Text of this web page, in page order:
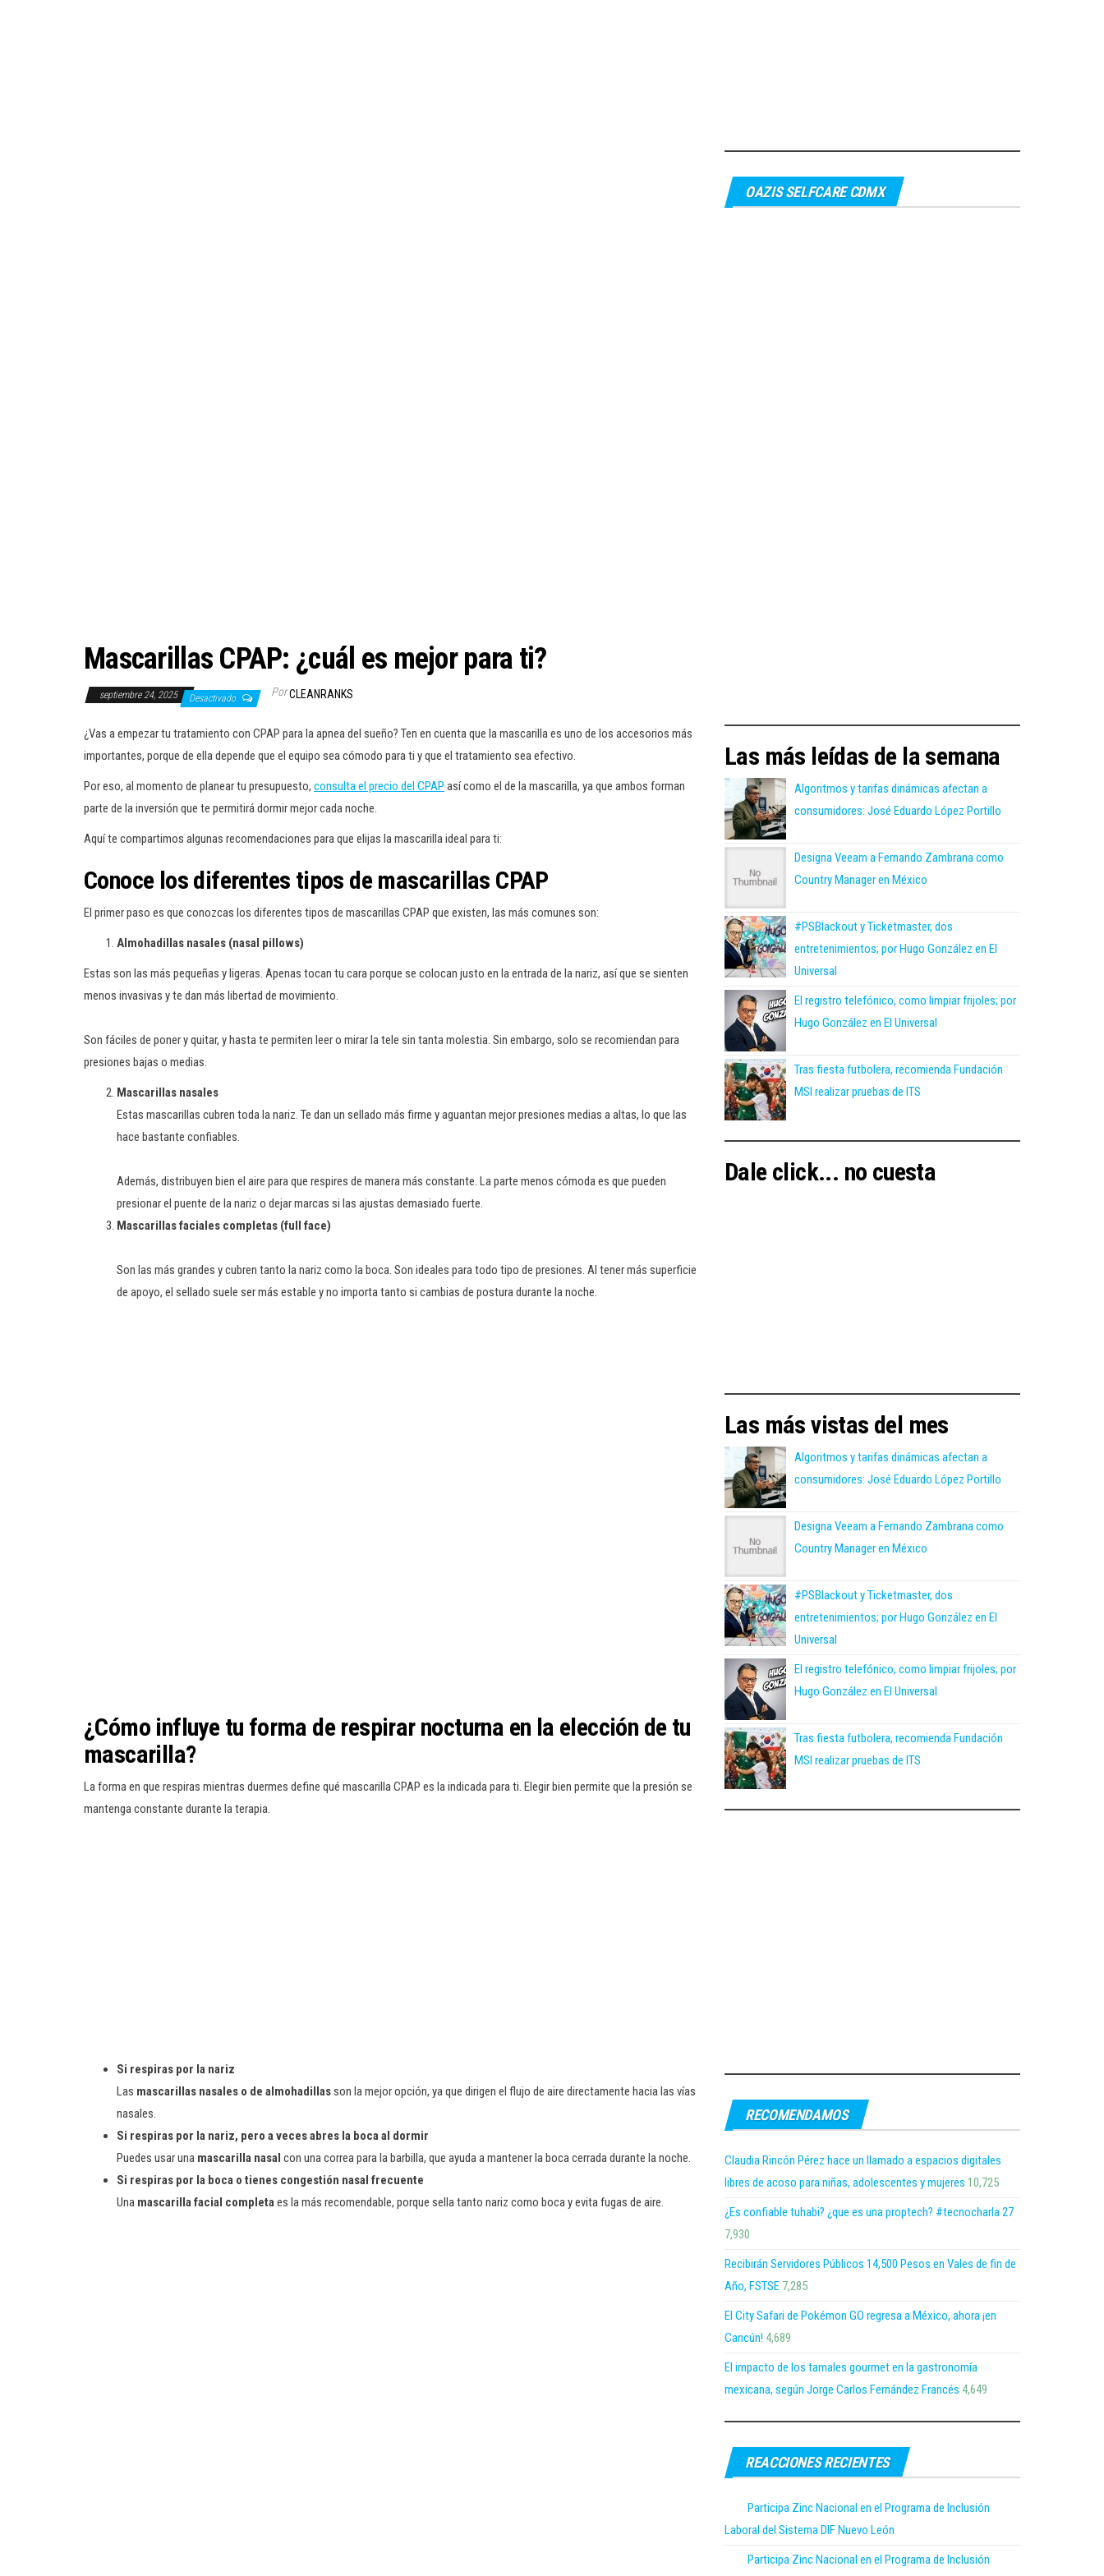
Mascarillas CPAP: ¿cuál es mejor para ti?
septiembre 24, 2025 Desactivado PorCLEANRANKS
¿Vas a empezar tu tratamiento con CPAP para la apnea del sueño? Ten en cuenta que la mascarilla es uno de los accesorios más
importantes, porque de ella depende que el equipo sea cómodo para ti y que el tratamiento sea efectivo.
Por eso, al momento de planear tu presupuesto, consulta el precio del CPAP así como el de la mascarilla, ya que ambos forman
parte de la inversión que te permitirá dormir mejor cada noche.
Aquí te compartimos algunas recomendaciones para que elijas la mascarilla ideal para ti:
Conoce los diferentes tipos de mascarillas CPAP
El primer paso es que conozcas los diferentes tipos de mascarillas CPAP que existen, las más comunes son:
Almohadillas nasales (nasal pillows)
Estas son las más pequeñas y ligeras. Apenas tocan tu cara porque se colocan justo en la entrada de la nariz, así que se sienten
menos invasivas y te dan más libertad de movimiento.
Son fáciles de poner y quitar, y hasta te permiten leer o mirar la tele sin tanta molestia. Sin embargo, solo se recomiendan para
presiones bajas o medias.
Mascarillas nasales
Estas mascarillas cubren toda la nariz. Te dan un sellado más firme y aguantan mejor presiones medias a altas, lo que las
hace bastante confiables.
Además, distribuyen bien el aire para que respires de manera más constante. La parte menos cómoda es que pueden
presionar el puente de la nariz o dejar marcas si las ajustas demasiado fuerte.
Mascarillas faciales completas (full face)
Son las más grandes y cubren tanto la nariz como la boca. Son ideales para todo tipo de presiones. Al tener más superficie
de apoyo, el sellado suele ser más estable y no importa tanto si cambias de postura durante la noche.
¿Cómo influye tu forma de respirar nocturna en la elección de tu
mascarilla?
La forma en que respiras mientras duermes define qué mascarilla CPAP es la indicada para ti. Elegir bien permite que la presión se
mantenga constante durante la terapia.
Si respiras por la nariz
Las mascarillas nasales o de almohadillasson la mejor opción, ya que dirigen el flujo de aire directamente hacia las vías
nasales.
Si respiras por la nariz, pero a veces abres la boca al dormir
Puedes usar una mascarilla nasal con una correa para la barbilla, que ayuda a mantener la boca cerrada durante la noche.
Si respiras por la boca o tienes congestión nasal frecuente
Una mascarilla facial completaes la más recomendable, porque sella tanto nariz como boca y evita fugas de aire.
OAZIS SELFCARE CDMX
Las más leídas de la semana
Algoritmos y tarifas dinámicas afectan a
consumidores: José Eduardo López Portillo
Designa Veeam a Fernando Zambrana como
Country Manager en México
#PSBlackout y Ticketmaster, dos
entretenimientos; por Hugo González en El
Universal
El registro telefónico, como limpiar frijoles; por
Hugo González en El Universal
Tras fiesta futbolera, recomienda Fundación
MSI realizar pruebas de ITS
Dale click... no cuesta
Las más vistas del mes
Algoritmos y tarifas dinámicas afectan a
consumidores: José Eduardo López Portillo
Designa Veeam a Fernando Zambrana como
Country Manager en México
#PSBlackout y Ticketmaster, dos
entretenimientos; por Hugo González en El
Universal
El registro telefónico, como limpiar frijoles; por
Hugo González en El Universal
Tras fiesta futbolera, recomienda Fundación
MSI realizar pruebas de ITS
RECOMENDAMOS
Claudia Rincón Pérez hace un llamado a espacios digitales
libres de acoso para niñas, adolescentes y mujeres 10,725
¿Es confiable tuhabi? ¿que es una proptech? #tecnocharla 27
7,930
Recibirán Servidores Públicos 14,500 Pesos en Vales de fin de
Año, FSTSE 7,285
El City Safari de Pokémon GO regresa a México, ahora ¡en
Cancún! 4,689
El impacto de los tamales gourmet en la gastronomía
mexicana, según Jorge Carlos Fernández Francés 4,649
REACCIONES RECIENTES
Participa Zinc Nacional en el Programa de Inclusión
Laboral del Sistema DIF Nuevo León
Participa Zinc Nacional en el Programa de Inclusión